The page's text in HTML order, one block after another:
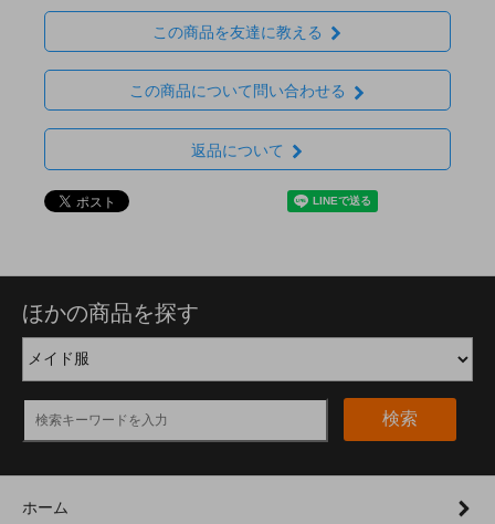
この商品を友達に教える
この商品について問い合わせる
返品について
ほかの商品を探す
検索
ホーム